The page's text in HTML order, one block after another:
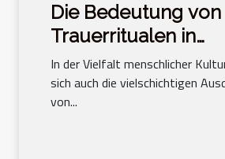
Die Bedeutung von
Trauerritualen in
verschiedenen
In der Vielfalt menschlicher
sich auch die vielschichtigen
von...